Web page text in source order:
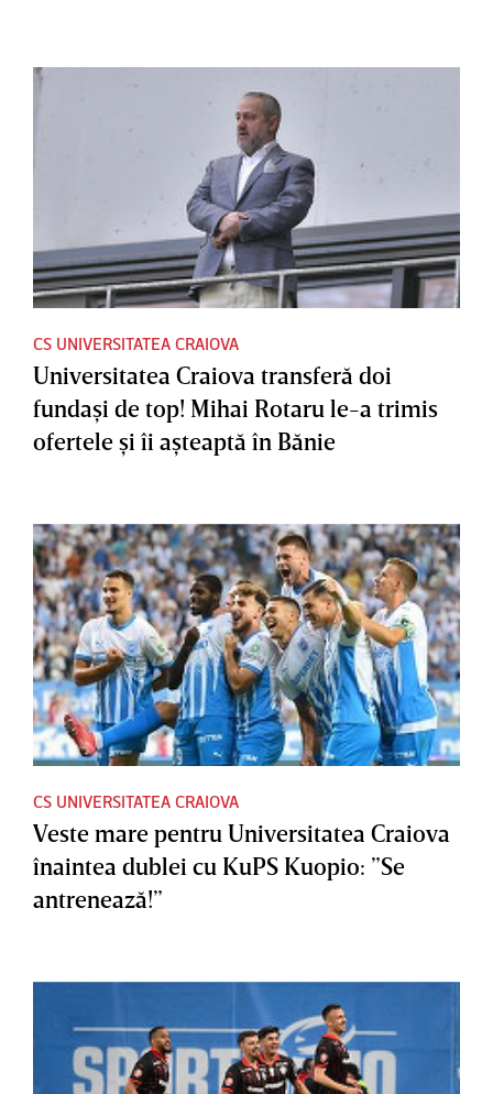
CS UNIVERSITATEA CRAIOVA
Universitatea Craiova transferă doi
fundaşi de top! Mihai Rotaru le-a trimis
ofertele şi îi aşteaptă în Bănie
CS UNIVERSITATEA CRAIOVA
Veste mare pentru Universitatea Craiova
înaintea dublei cu KuPS Kuopio: ”Se
antrenează!”